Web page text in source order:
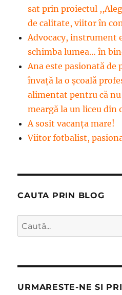
sat prin proiectul
de calitate, viitor în
Advocacy, instrument
schimba lumea… în
Ana este pasionată de
învață la o școală
alimentat pentru că
meargă la un liceu din
A sosit vacanța mare!
Viitor fotbalist,
CAUTA PRIN BLOG
Caută
după:
URMARESTE-NE SI